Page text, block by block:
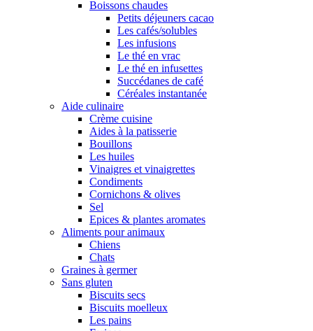
Boissons chaudes
Petits déjeuners cacao
Les cafés/solubles
Les infusions
Le thé en vrac
Le thé en infusettes
Succédanes de café
Céréales instantanée
Aide culinaire
Crème cuisine
Aides à la patisserie
Bouillons
Les huiles
Vinaigres et vinaigrettes
Condiments
Cornichons & olives
Sel
Epices & plantes aromates
Aliments pour animaux
Chiens
Chats
Graines à germer
Sans gluten
Biscuits secs
Biscuits moelleux
Les pains